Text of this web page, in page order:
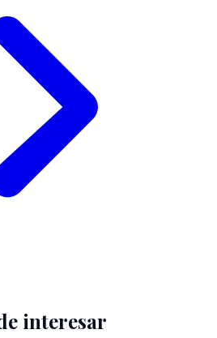
interesar